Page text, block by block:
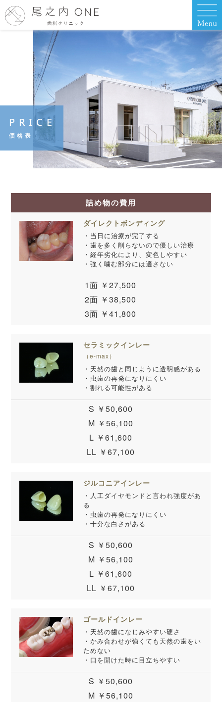
PRICE
価格表
詰め物の費用
ダイレクトボンディング
・当日に治療が完了する
・歯を多く削らないので優しい治療
・経年劣化により、変色しやすい
・強く噛む部分には適さない
1面 ￥27,500
2面 ￥38,500
3面 ￥41,800
セラミックインレー
（e-max）
・天然の歯と同じように透明感がある
・虫歯の再発になりにくい
・割れる可能性がある
S ￥50,600
M ￥56,100
L ￥61,600
LL ￥67,100
ジルコニアインレー
・人工ダイヤモンドと言われ強度があ
る
・虫歯の再発になりにくい
・十分な白さがある
S ￥50,600
M ￥56,100
L ￥61,600
LL ￥67,100
ゴールドインレー
・天然の歯になじみやすい硬さ
・かみ合わせが強くても天然の歯をい
ためない
・口を開けた時に目立ちやすい
S ￥50,600
M ￥56,100